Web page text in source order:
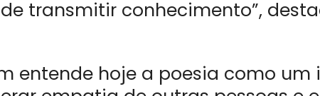
transmitir conhecimento”,
entende hoje a poesia como um